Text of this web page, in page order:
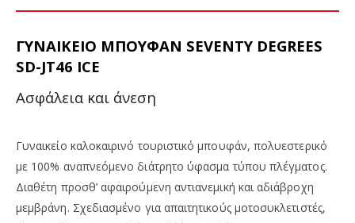
ΓΥΝΑΙΚΕΙΟ ΜΠΟΥΦΑΝ SEVENTY DEGREES
SD-JT46 ICE
Ασφάλεια και άνεση
Γυναικείο καλοκαιρινό τουριστικό μπουφάν, πολυεστερικό
με 100% αναπνεόμενο διάτρητο ύφασμα τύπου πλέγματος.
Διαθέτη προσθ’ αφαιρούμενη αντιανεμική και αδιάβροχη
μεμβράνη. Σχεδιασμένο για απαιτητικούς μοτοσυκλετιστές,